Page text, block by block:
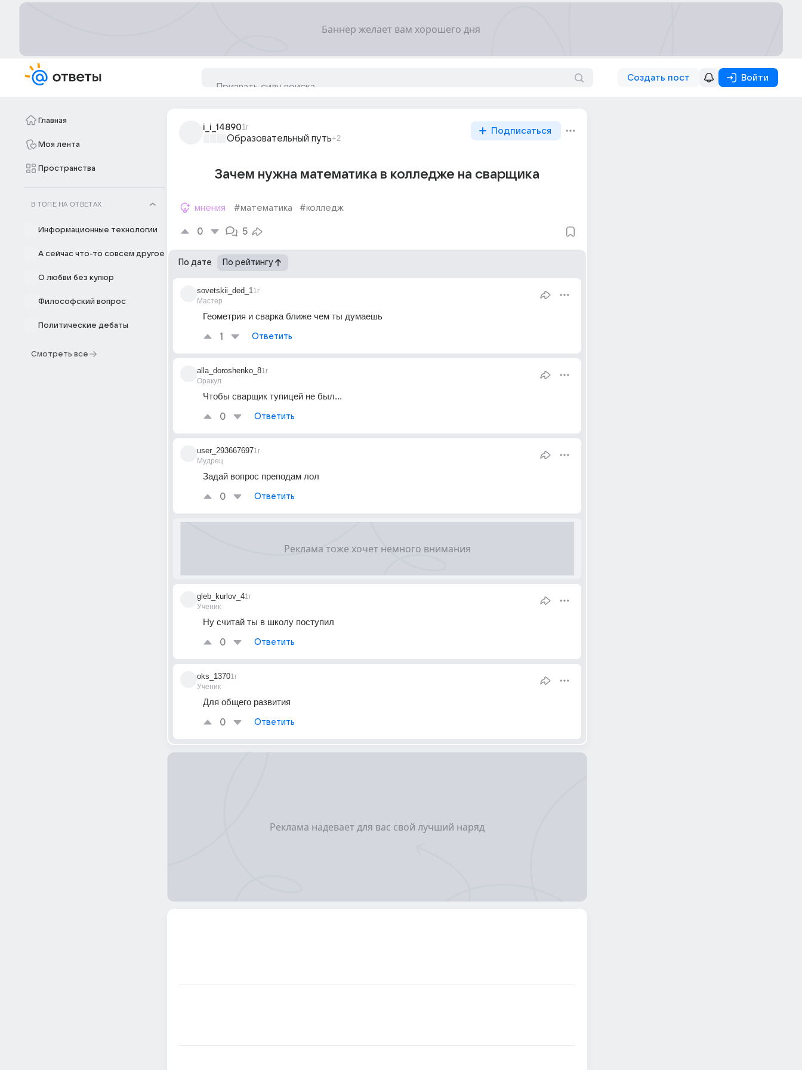
Создать пост Войти
Главная
Моя лента
Пространства
В ТОПЕ НА ОТВЕТАХ
Информационные технологии
А сейчас что-то совсем другое
О любви без купюр
Философский вопрос
Политические дебаты
Смотреть все
i_i_148901г
Образовательный путь+2
Подписаться
Зачем нужна математика в колледже на сварщика
мнения #математика #колледж
0 5
По дате По рейтингу
sovetskii_ded_1
Мастер
1г
Геометрия и сварка ближе чем ты думаешь
1 Ответить
alla_doroshenko_8
Оракул
1г
Чтобы сварщик тупицей не был...
0 Ответить
user_293667697
Мудрец
1г
Задай вопрос преподам лол
0 Ответить
gleb_kurlov_4
Ученик
1г
Ну считай ты в школу поступил
0 Ответить
oks_1370
Ученик
1г
Для общего развития
0 Ответить